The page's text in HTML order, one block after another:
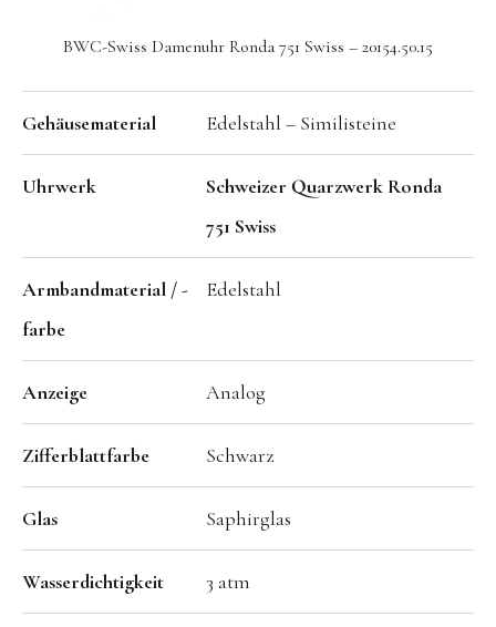
BWC-Swiss Damenuhr Ronda 751 Swiss – 20154.50.15
Gehäusematerial Edelstahl – Similisteine
Uhrwerk
Schweizer Quarzwerk Ronda
751 Swiss
Armbandmaterial / -
farbe
Edelstahl
Anzeige Analog
Zifferblattfarbe Schwarz
Glas Saphirglas
Wasserdichtigkeit 3 atm